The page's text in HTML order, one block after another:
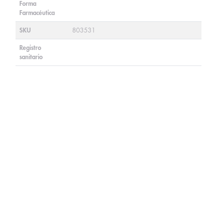
Forma
Farmacéutica
SKU 803531
Registro
sanitario